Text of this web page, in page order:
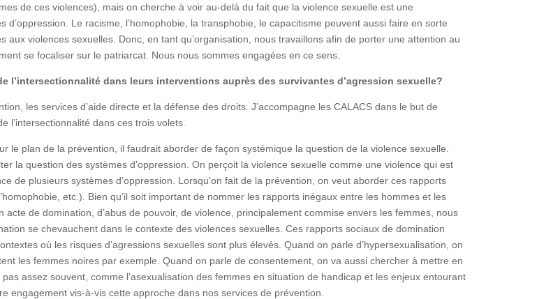
de ces violences), mais on cherche à voir au-delà du fait que la violence sexuelle est une
Le racisme, l’homophobie, la transphobie, le capacitisme peuvent aussi faire en sorte
violences sexuelles. Donc, en tant qu’organisation, nous travaillons afin de porter une attention au
se focaliser sur le patriarcat. Nous nous sommes engagées en ce sens.
l’intersectionnalité dans leurs interventions auprès des survivantes d’agression sexuelle?
les services d’aide directe et la défense des droits. J’accompagne les CALACS dans le but de
l’intersectionnalité dans ces trois volets.
le plan de la prévention, il faudrait aborder de façon systémique la question de la violence sexuelle.
la question des systèmes d’oppression. On perçoit la violence sexuelle comme une violence qui est
de plusieurs systèmes d’oppression. Lorsqu’on fait de la prévention, on veut aborder ces rapports
etc.). Bien qu’il soit important de nommer les rapports inégaux entre les hommes et les
de domination, d’abus de pouvoir, de violence, principalement commise envers les femmes, nous
se chevauchent dans le contexte des violences sexuelles. Ces rapports sociaux de domination
où les risques d’agressions sexuelles sont plus élevés. Quand on parle d’hypersexualisation, on
les femmes noires par exemple. Quand on parle de consentement, on va aussi chercher à mettre en
assez souvent, comme l’asexualisation des femmes en situation de handicap et les enjeux entourant
engagement vis-à-vis cette approche dans nos services de prévention.